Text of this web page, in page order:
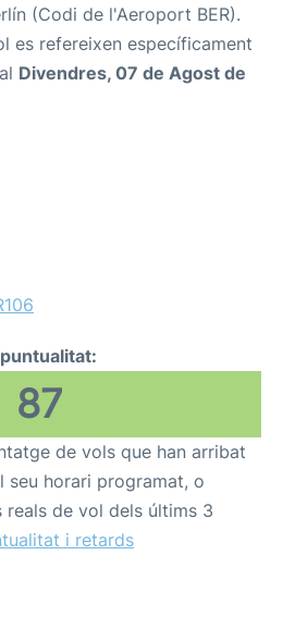
(Codi de l'Aeroport BER).
es refereixen específicament
Divendres, 07 de Agost de
87
de vols que han arribat
seu horari programat, o
reals de vol dels últims 3
i retards